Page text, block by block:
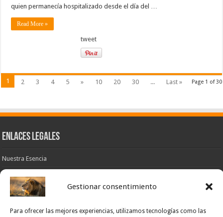
Gestionar consentimiento
Para ofrecer las mejores experiencias, utilizamos tecnologías como las
quien permanecía hospitalizado desde el día del …
Read More »
tweet
Page 1 of 30
1 2 3 4 5 » 10 20 30 ... Last »
Enlaces Legales
Nuestra Esencia
Contacto